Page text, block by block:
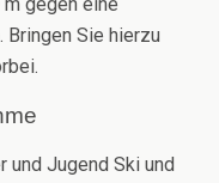
Bringen Sie hierzu
und Jugend Ski und